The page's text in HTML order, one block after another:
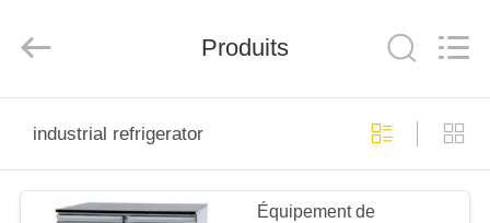
LA
MAISON
Equipment
Produits
industrial refrigerator
Équipement de